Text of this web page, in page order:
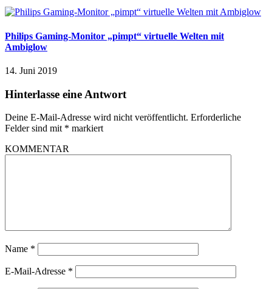
Philips Gaming-Monitor „pimpt“ virtuelle Welten mit
Ambiglow
14. Juni 2019
Hinterlasse eine Antwort
Deine E-Mail-Adresse wird nicht veröffentlicht. Erforderliche
Felder sind mit * markiert
KOMMENTAR
Name *
E-Mail-Adresse *